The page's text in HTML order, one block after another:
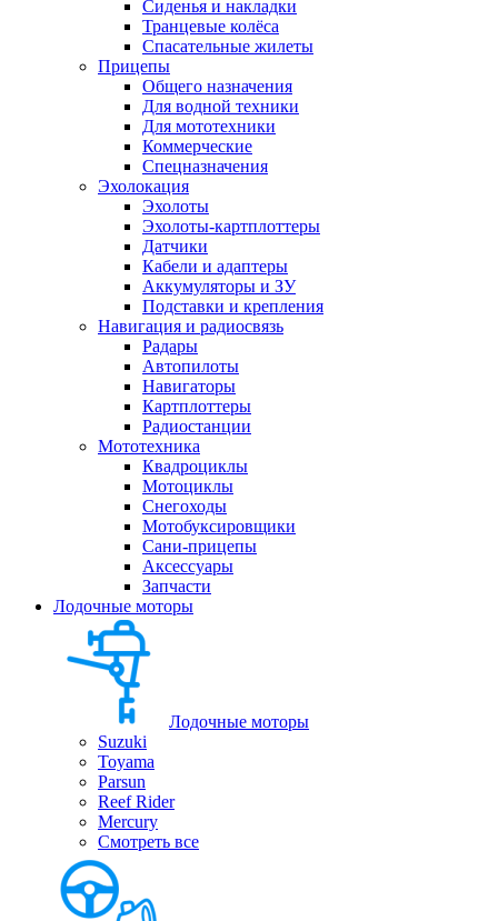
Сиденья и накладки
Транцевые колёса
Спасательные жилеты
Прицепы
Общего назначения
Для водной техники
Для мототехники
Коммерческие
Спецназначения
Эхолокация
Эхолоты
Эхолоты-картплоттеры
Датчики
Кабели и адаптеры
Аккумуляторы и ЗУ
Подставки и крепления
Навигация и радиосвязь
Радары
Автопилоты
Навигаторы
Картплоттеры
Радиостанции
Мототехника
Квадроциклы
Мотоциклы
Снегоходы
Мотобуксировщики
Сани-прицепы
Аксессуары
Запчасти
Лодочные моторы
Лодочные моторы
Suzuki
Toyama
Parsun
Reef Rider
Mercury
Смотреть все